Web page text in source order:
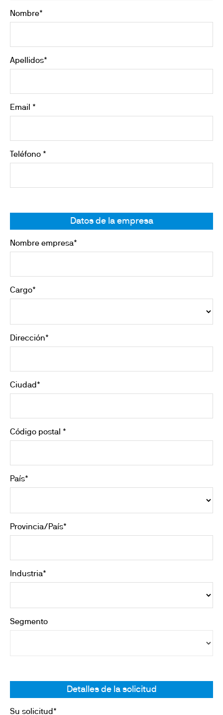
Nombre*
Apellidos*
Email *
Teléfono *
Datos de la empresa
Nombre empresa*
Cargo*
Dirección*
Ciudad*
Código postal *
País*
Provincia/País*
Industria*
Segmento
Detalles de la solicitud
Su solicitud*